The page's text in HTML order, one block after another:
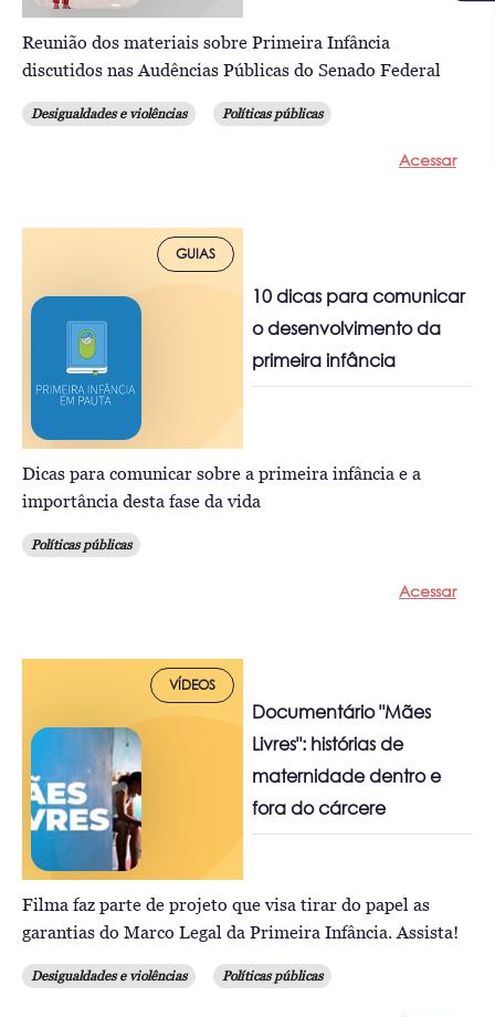
Reunião dos materiais sobre Primeira Infância
discutidos nas Audências Públicas do Senado Federal
Desigualdades e violências Políticas públicas
Acessar
GUIAS
10 dicas para comunicar
o desenvolvimento da
primeira infância
Dicas para comunicar sobre a primeira infância e a
importância desta fase da vida
Políticas públicas
Acessar
VÍDEOS
Documentário "Mães
Livres": histórias de
maternidade dentro e
fora do cárcere
Filma faz parte de projeto que visa tirar do papel as
garantias do Marco Legal da Primeira Infância. Assista!
Desigualdades e violências Políticas públicas